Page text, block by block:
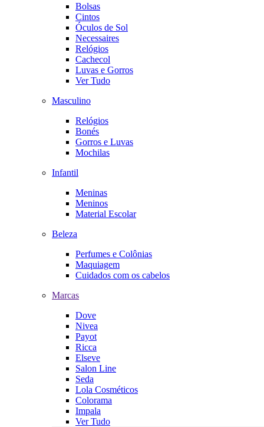
Bolsas
Cintos
Óculos de Sol
Necessaires
Relógios
Cachecol
Luvas e Gorros
Ver Tudo
Masculino
Relógios
Bonés
Gorros e Luvas
Mochilas
Infantil
Meninas
Meninos
Material Escolar
Beleza
Perfumes e Colônias
Maquiagem
Cuidados com os cabelos
Marcas
Dove
Nivea
Payot
Ricca
Elseve
Salon Line
Seda
Lola Cosméticos
Colorama
Impala
Ver Tudo